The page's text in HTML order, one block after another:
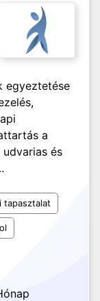
egyeztetése
a
udvarias és
tapasztalat